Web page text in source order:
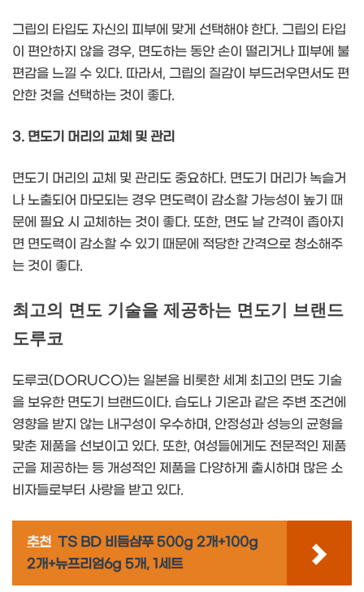
그립의 타입도 자신의 피부에 맞게 선택해야 한다. 그립의 타입
이 편안하지 않을 경우, 면도하는 동안 손이 떨리거나 피부에 불
편감을 느낄 수 있다. 따라서, 그립의 질감이 부드러우면서도 편
안한 것을 선택하는 것이 좋다.
3. 면도기 머리의 교체 및 관리
면도기 머리의 교체 및 관리도 중요하다. 면도기 머리가 녹슬거
나 노출되어 마모되는 경우 면도력이 감소할 가능성이 높기 때
문에 필요 시 교체하는 것이 좋다. 또한, 면도 날 간격이 좁아지
면 면도력이 감소할 수 있기 때문에 적당한 간격으로 청소해주
는 것이 좋다.
최고의 면도 기술을 제공하는 면도기 브랜드
도루코
도루코(DORUCO)는 일본을 비롯한 세계 최고의 면도 기술
을 보유한 면도기 브랜드이다. 습도나 기온과 같은 주변 조건에
영향을 받지 않는 내구성이 우수하며, 안정성과 성능의 균형을
맞춘 제품을 선보이고 있다. 또한, 여성들에게도 전문적인 제품
군을 제공하는 등 개성적인 제품을 다양하게 출시하며 많은 소
비자들로부터 사랑을 받고 있다.
추천 TS BD 비듬샴푸 500g 2개+100g
2개+뉴프리엄6g 5개, 1세트